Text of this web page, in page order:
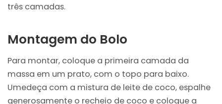
três camadas.
Montagem do Bolo
Para montar, coloque a primeira camada da
massa em um prato, com o topo para baixo.
Umedeça com a mistura de leite de coco, espalhe
generosamente o recheio de coco e coloque a